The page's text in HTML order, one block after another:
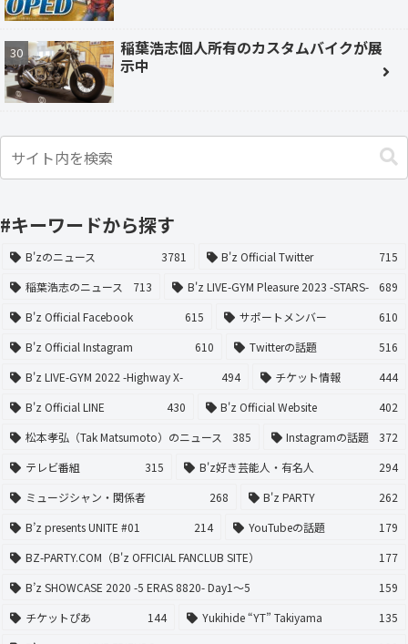
稲葉浩志個人所有のカスタムバイクが展
示中
#キーワードから探す
B'zのニュース 3781 B'z Official Twitter
715
稲葉浩志のニュース
713 B'z LIVE-GYM Pleasure 2023 -STARS-
689
B'z Official Facebook
615 サポートメンバー
610
B'z Official Instagram
610 Twitterの話題
516
B'z LIVE-GYM 2022 -Highway X-
494 チケット情報
444
B'z Official LINE
430 B'z Official Website
402
松本孝弘（Tak Matsumoto）のニュース
385 Instagramの話題
372
テレビ番組
315 B'z好き芸能人・有名人
294
ミュージシャン・関係者
268 B'z PARTY
262
B’z presents UNITE #01
214 YouTubeの話題
179
BZ-PARTY.COM（B'z OFFICIAL FANCLUB SITE）
177
B’z SHOWCASE 2020 -5 ERAS 8820- Day1〜5
159
チケットぴあ
144 Yukihide “YT” Takiyama
135